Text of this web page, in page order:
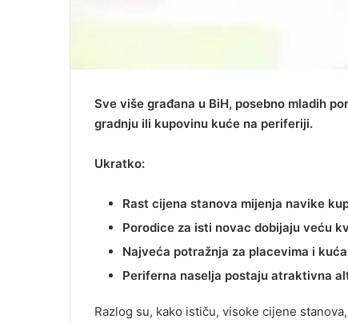
Sve više građana u BiH, posebno mladih
gradnju ili kupovinu kuće na periferiji.
Ukratko:
Rast cijena stanova mijenja navike
Porodice za isti novac dobijaju veću
Najveća potražnja za placevima i
Periferna naselja postaju atraktivna
Razlog su, kako ističu, visoke cijene